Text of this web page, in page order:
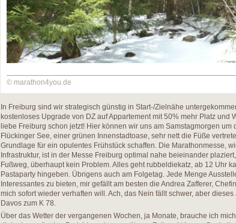
© marathon4you.de
In Freiburg sind wir strategisch günstig in Start-/Zielnähe
kostenloses Upgrade von DZ auf Appartement mit 50% mehr Platz und
liebe Freiburg schon jetzt! Hier können wir uns am Samstagmorgen um
Flückinger See, einer grünen Innenstadtoase, sehr nett die Füße
Grundlage für ein opulentes Frühstück schaffen. Die Marathonmesse,
Infrastruktur, ist in der Messe Freiburg optimal nahe beieinander
Fußweg, überhaupt kein Problem. Alles geht rubbeldiekatz, ab 12 Uhr
Pastaparty hingeben. Übrigens auch am Folgetag. Jede Menge
Interessantes zu bieten, mir gefällt am besten die Andrea Zafferer,
mich sofort wieder verhaften will. Ach, das Nein fällt schwer, aber dieses
Davos zum K 78.
Über das Wetter der vergangenen Wochen, ja Monate, brauche ich